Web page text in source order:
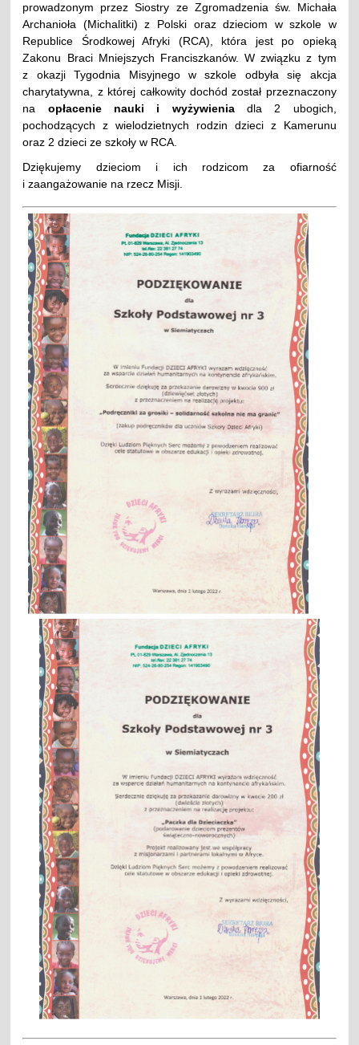
prowadzonym przez Siostry ze Zgromadzenia św. Michała
Archanioła (Michalitki) z Polski oraz dzieciom w szkole w
Republice Środkowej Afryki (RCA), która jest po opieką
Zakonu Braci Mniejszych Franciszkanów. W związku z tym
z okazji Tygodnia Misyjnego w szkole odbyła się akcja
charytatywna, z której całkowity dochód został przeznaczony
na opłacenie nauki i wyżywieniadla 2 ubogich,
pochodzących z wielodzietnych rodzin dzieci z Kamerunu
oraz 2 dzieci ze szkoły w RCA.
Dziękujemy dzieciom i ich rodzicom za ofiarność
i zaangażowanie na rzecz Misji.